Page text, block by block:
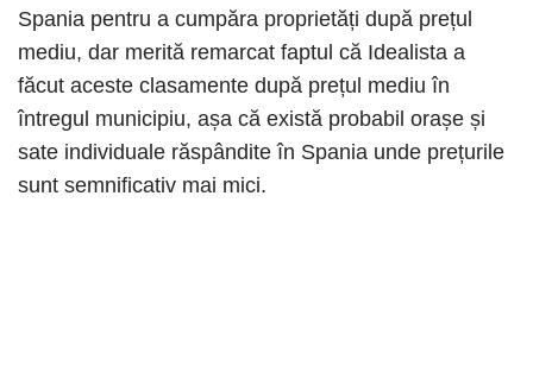
Spania pentru a cumpăra proprietăți după prețul
mediu, dar merită remarcat faptul că Idealista a
făcut aceste clasamente după prețul mediu în
întregul municipiu, așa că există probabil orașe și
sate individuale răspândite în Spania unde prețurile
sunt semnificativ mai mici.